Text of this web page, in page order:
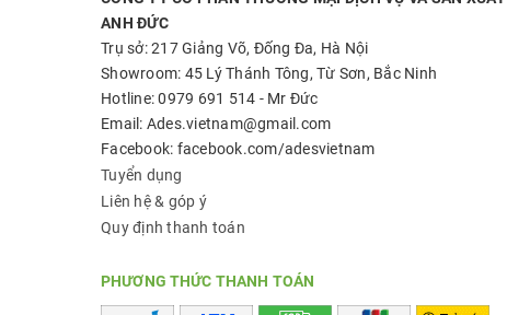
ANH ĐỨC
Trụ sở: 217 Giảng Võ, Đống Đa, Hà Nội
Showroom: 45 Lý Thánh Tông, Từ Sơn, Bắc Ninh
Hotline: 0979 691 514 - Mr Đức
Email: Ades.vietnam@gmail.com
Facebook: facebook.com/adesvietnam
Tuyển dụng
Liên hệ & góp ý
Quy định thanh toán
PHƯƠNG THỨC THANH TOÁN